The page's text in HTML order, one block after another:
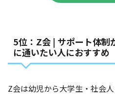
5位：Z会 | サポート体制
に通いたい人におすすめ
Z会は幼児から大学生・社会